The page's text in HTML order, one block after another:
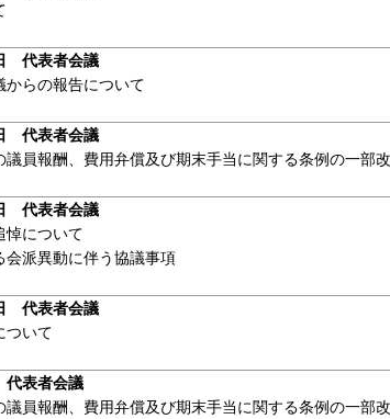
代表者会議
らの報告について
代表者会議
員報酬、費用弁償及び期末手当に関する条例の一部
代表者会議
について
派異動に伴う協議事項
代表者会議
ついて
表者会議
員報酬、費用弁償及び期末手当に関する条例の一部